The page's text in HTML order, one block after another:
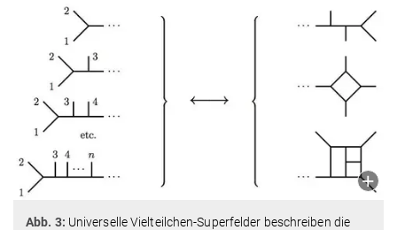
Abb. 3: Universelle Vielteilchen-Superfelder beschreiben die